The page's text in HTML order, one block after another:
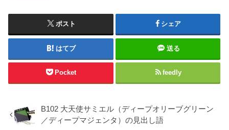
ポスト シェア
はてブ 送る
Pocket feedly
B102 大天使サミエル（ディープオリーブグリーン
／ディープマジェンタ）の見出し語